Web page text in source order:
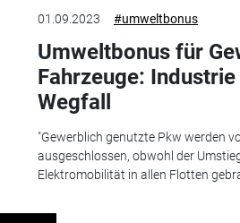
01.09.2023 #umweltbonus
Umweltbonus für
Fahrzeuge:
Wegfall
"Gewerblich genutzte Pkw werden
ausgeschlossen, obwohl der
Elektromobilität in allen Flotten